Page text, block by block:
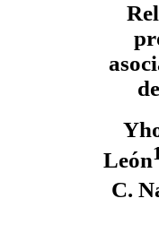
León1
C.